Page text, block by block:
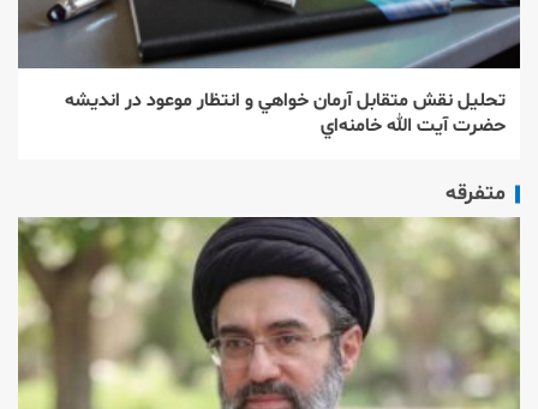
تحليل نقش متقابل آرمان خواهي و انتظار موعود در انديشه
حضرت آيت الله خامنه‌اي
متفرقه